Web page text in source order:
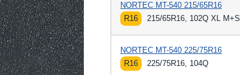
NORTEC MT-540 215/65R16
R16
215/65R16, 102Q XL M+S
NORTEC MT-540 225/75R16
R16
225/75R16, 104Q